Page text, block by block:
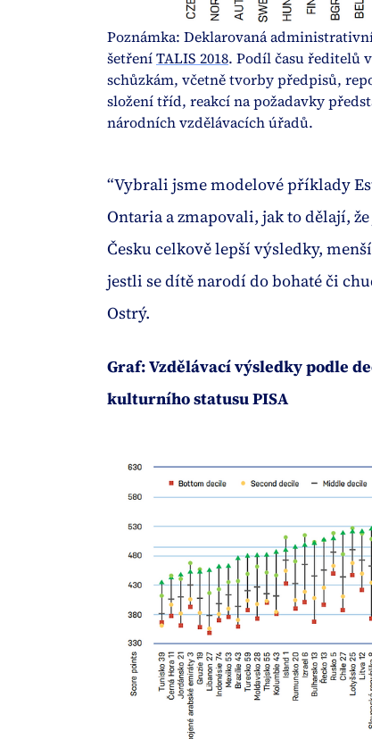
Poznámka: Deklarovaná
šetření TALIS 2018. Podíl času ředitelů
schůzkám, včetně tvorby předpisů,
složení tříd, reakcí na požadavky
národních vzdělávacích úřadů.
“Vybrali jsme modelové příklady
Ontaria a zmapovali, jak to dělají,
Česku celkově lepší výsledky,
jestli se dítě narodí do bohaté či
Ostrý.
Graf: Vzdělávací výsledky podle
kulturního statusu PISA